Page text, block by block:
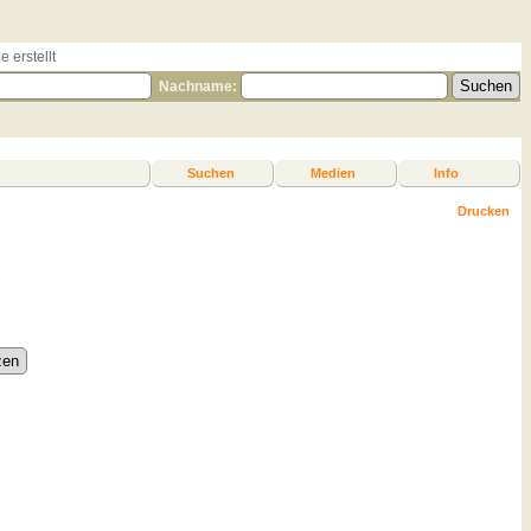
erstellt
Nachname:
Suchen Medien Info
Drucken